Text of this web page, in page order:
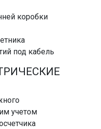
коробки
под кабель
учетом